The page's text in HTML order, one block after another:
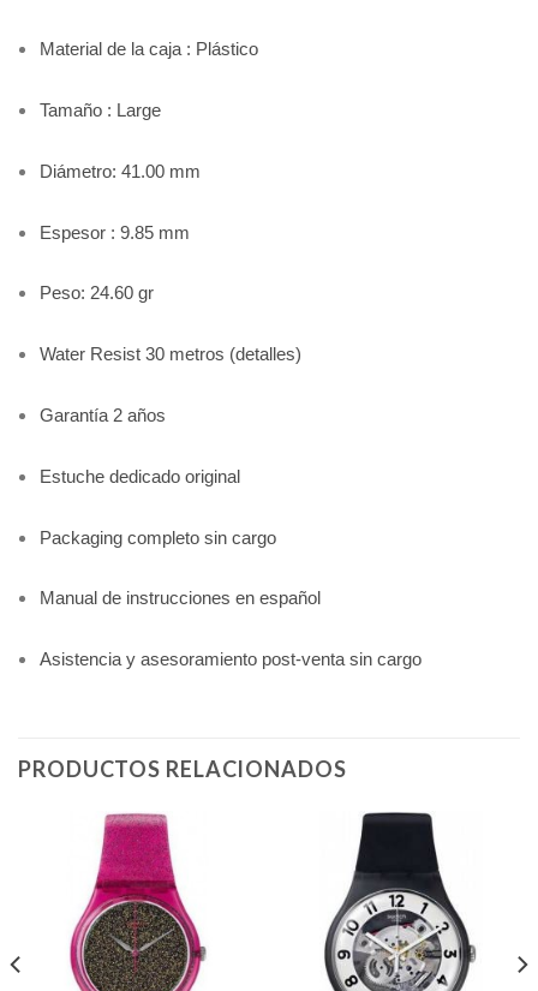
Material de la caja : Plástico
Tamaño : Large
Diámetro: 41.00 mm
Espesor : 9.85 mm
Peso: 24.60 gr
Water Resist 30 metros (detalles)
Garantía 2 años
Estuche dedicado original
Packaging completo sin cargo
Manual de instrucciones en español
Asistencia y asesoramiento post-venta sin cargo
PRODUCTOS RELACIONADOS